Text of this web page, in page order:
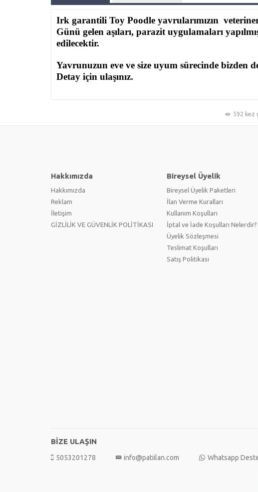
Irk garantili Toy Poodle yavrularımızın
Günü gelen aşıları, parazit uygulamaları
edilecektir.
Yavrunuzun eve ve size uyum sürecinde bizden
Detay için ulaşınız.
592 kez
Hakkımızda
Hakkımızda
Reklam
İletişim
GİZLİLİK VE GÜVENLİK POLİTİKASI
Bireysel Üyelik
Bireysel Üyelik Paketleri
İlan Verme Kuralları
Kullanım Koşulları
İptal ve İade Koşulları Nelerdir?
Üyelik Sözleşmesi
Teslimat Koşulları
Satış Politikası
BİZE ULAŞIN
5053201278 info@patiilan.com Whatsapp